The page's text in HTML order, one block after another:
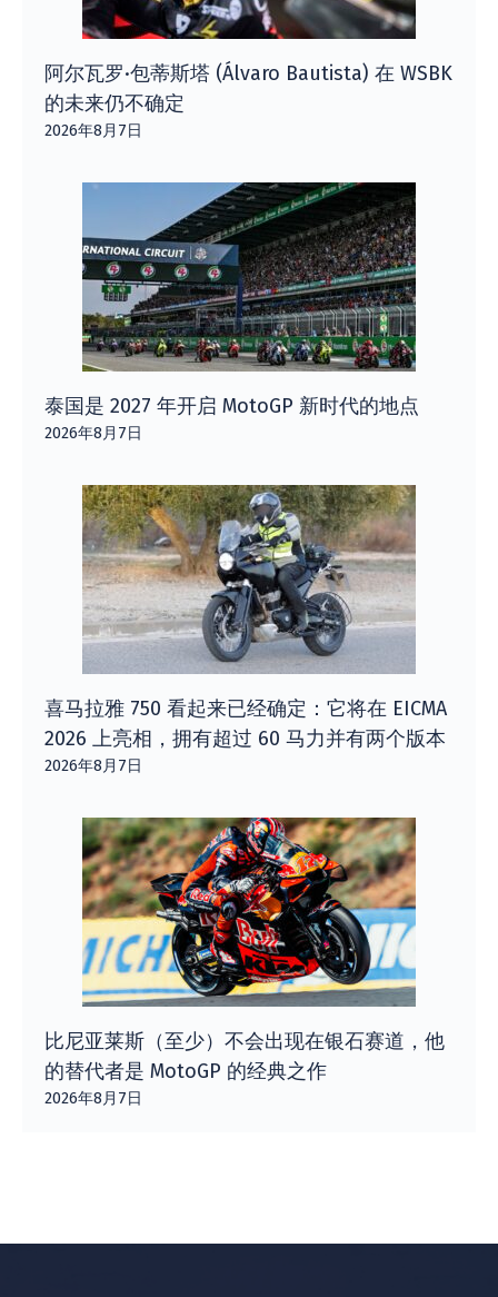
阿尔瓦罗·包蒂斯塔 (Álvaro Bautista) 在 WSBK
的未来仍不确定
2026年8月7日
泰国是 2027 年开启 MotoGP 新时代的地点
2026年8月7日
喜马拉雅 750 看起来已经确定：它将在 EICMA
2026 上亮相，拥有超过 60 马力并有两个版本
2026年8月7日
比尼亚莱斯（至少）不会出现在银石赛道，他
的替代者是 MotoGP 的经典之作
2026年8月7日